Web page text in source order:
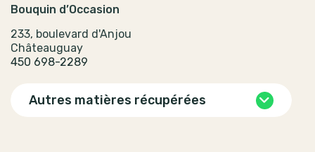
Bouquin d’Occasion
233, boulevard d'Anjou
Châteauguay
450 698-2289
Autres matières récupérées